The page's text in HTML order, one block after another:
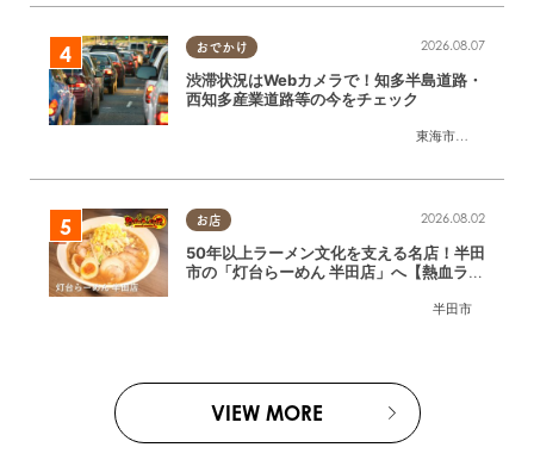
おでかけ
東海市大府市
2026.08.07
渋滞状況はWebカメラで！知多半島道路・
西知多産業道路等の今をチェック
お店
半田市
2026.08.02
50年以上ラーメン文化を支える名店！半田
市の「灯台らーめん 半田店」へ【熱血ラー
VIEW MORE